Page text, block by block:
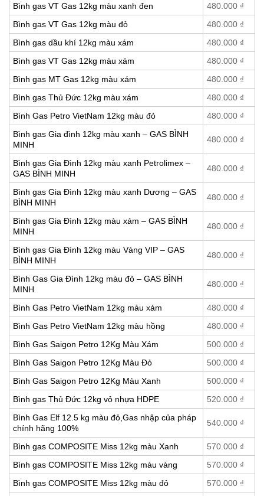
Bình gas VT Gas 12kg màu xanh đen 480.000 ₫
Bình gas VT Gas 12kg màu đỏ
480.000 ₫
Bình gas dầu khí 12kg màu xám
480.000 ₫
Bình gas VT Gas 12kg màu xám
480.000 ₫
Bình gas MT Gas 12kg màu xám
480.000 ₫
Bình gas Thủ Đức 12kg màu xám
480.000 ₫
Bình Gas Petro VietNam 12kg màu đỏ
480.000 ₫
Bình gas Gia đình 12kg màu xanh – GAS BÌNH
MINH
480.000 ₫
Bình gas Gia Đình 12kg màu xanh Petrolimex –
GAS BÌNH MINH
480.000 ₫
Bình gas Gia Đình 12kg màu xanh Dương – GAS
BÌNH MINH
480.000 ₫
Bình gas Gia Đình 12kg màu xám – GAS BÌNH
MINH
480.000 ₫
Bình gas Gia Đình 12kg màu Vàng VIP – GAS
BÌNH MINH
480.000 ₫
Bình Gas Gia Đình 12kg màu đỏ – GAS BÌNH
MINH
480.000 ₫
Bình Gas Petro VietNam 12kg màu xám 480.000 ₫
Bình Gas Petro VietNam 12kg màu hồng
480.000 ₫
Bình Gas Saigon Petro 12Kg Màu Xám
500.000 ₫
Bình Gas Saigon Petro 12Kg Màu Đỏ
500.000 ₫
Bình Gas Saigon Petro 12Kg Màu Xanh
500.000 ₫
Bình gas Thủ Đức 12kg vỏ nhựa HDPE
520.000 ₫
Bình Gas Elf 12.5 kg màu đỏ,Gas nhập của pháp
chính hãng 100%
540.000 ₫
Bình gas COMPOSITE Miss 12kg màu Xanh 570.000 ₫
Bình gas COMPOSITE Miss 12kg màu vàng
570.000 ₫
Bình gas COMPOSITE Miss 12kg màu đỏ
570.000 ₫